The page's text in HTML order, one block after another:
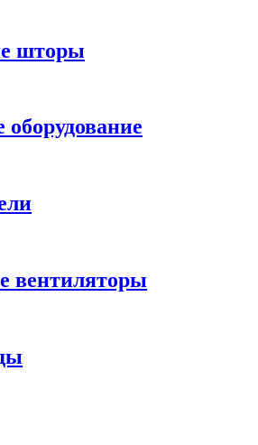
шторы
вентиляторы